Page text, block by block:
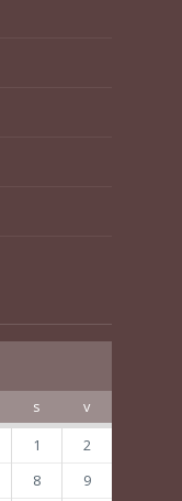
s
v
1
2
8 9